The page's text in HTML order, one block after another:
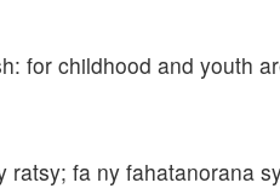
for childhood and youth
fa ny fahatanorana